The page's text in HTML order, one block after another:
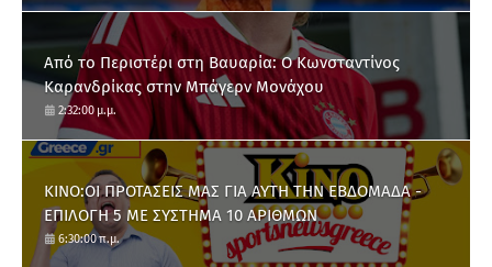
Από το Περιστέρι στη Βαυαρία: O Κωνσταντίνος
Καρανδρίκας στην Μπάγερν Μονάχου
2:32:00 μ.μ.
ΚΙΝΟ:ΟΙ ΠΡΟΤΑΣΕΙΣ ΜΑΣ ΓΙΑ ΑΥΤΗ ΤΗΝ ΕΒΔΟΜΑΔΑ -
ΕΠΙΛΟΓΗ 5 ΜΕ ΣΥΣΤΗΜΑ 10 ΑΡΙΘΜΩΝ
6:30:00 π.μ.